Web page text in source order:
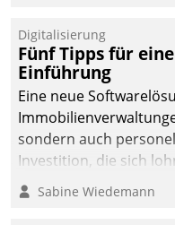
Digitalisierung
Fünf Tipps für
Einführung
Eine neue
sondern auch
Investition, die sich
nachhaltige
dieses Ziel erreicht
Sabine Wiedemann